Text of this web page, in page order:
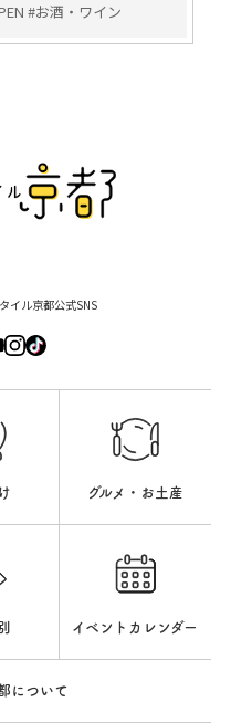
#お酒・ワイン
イル京都公式SNS
グルメ・お土産
イベントカレンダー
について